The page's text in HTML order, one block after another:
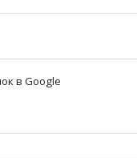
в Google